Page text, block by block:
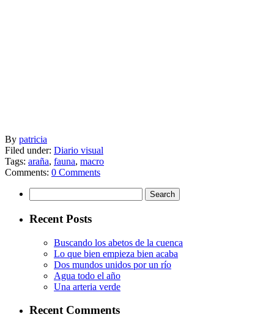
By patricia
Filed under: Diario visual
Tags: araña, fauna, macro
Comments: 0 Comments
for:
Recent Posts
Buscando los abetos de la cuenca
Lo que bien empieza bien acaba
Dos mundos unidos por un río
Agua todo el año
Una arteria verde
Recent Comments